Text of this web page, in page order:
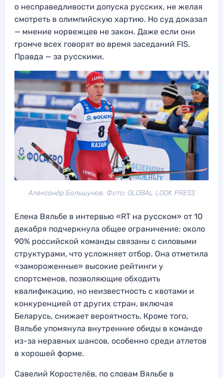
о несправедливости допуска русских, не желая
смотреть в олимпийскую хартию. Но суд доказал
— мнение норвежцев не закон. Даже если они
громче всех говорят во время заседаний FIS.
Правда — за русскими.
Александр Большунов. Фото: GLOBAL LOOK PRESS
Елена Вяльбе в интервью «RT на русском» от 10
декабря подчеркнула общее ограничение: около
90% российской команды связаны с силовыми
структурами, что усложняет отбор. Она отметила
«замороженные» высокие рейтинги у
спортсменов, позволяющие обходить
квалификацию, но неизвестность с квотами и
конкуренцией от других стран, включая
Беларусь, снижает вероятность. Кроме того,
Вяльбе упомянула внутренние обиды в команде
из-за неравных шансов, особенно среди атлетов
в хорошей форме.
Савелий Коростелёв, по словам Вяльбе в